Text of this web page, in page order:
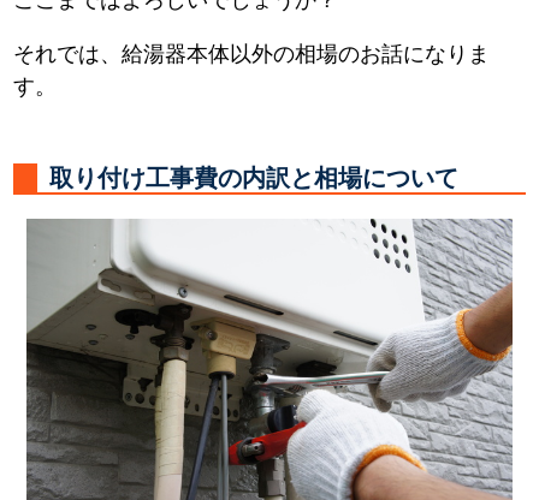
それでは、給湯器本体以外の相場のお話になりま
す。
取り付け工事費の内訳と相場について